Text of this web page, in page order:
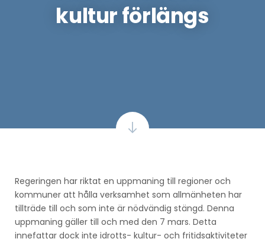
kultur förlängs
Regeringen har riktat en uppmaning till regioner och
kommuner att hålla verksamhet som allmänheten har
tillträde till och som inte är nödvändig stängd. Denna
uppmaning gäller till och med den 7 mars. Detta
innefattar dock inte idrotts- kultur- och fritidsaktiviteter